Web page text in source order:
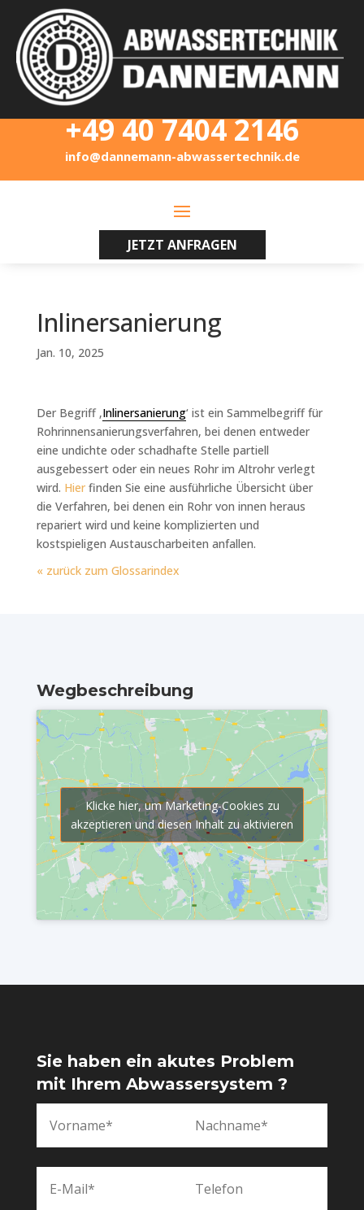
+49 40 7404 2146
info@dannemann-abwassertechnik.de
JETZT ANFRAGEN
Inlinersanierung
Jan. 10, 2025
Der Begriff ‚Inlinersanierung‘ ist ein Sammelbegriff für
Rohrinnensanierungsverfahren, bei denen entweder
eine undichte oder schadhafte Stelle partiell
ausgebessert oder ein neues Rohr im Altrohr verlegt
wird. Hierfinden Sie eine ausführliche Übersicht über
die Verfahren, bei denen ein Rohr von innen heraus
repariert wird und keine komplizierten und
kostspieligen Austauscharbeiten anfallen.
« zurück zum Glossarindex
Wegbeschreibung
Klicke hier, um Marketing-Cookies zu
akzeptieren und diesen Inhalt zu aktivieren
Sie haben ein akutes Problem
mit Ihrem Abwassersystem ?